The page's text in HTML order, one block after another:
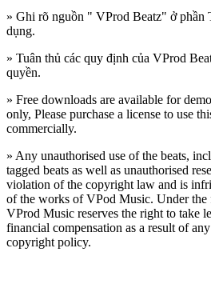
» Ghi rõ nguồn " VProd Beatz" ở
dụng.
» Tuân thủ các quy định của VProd
quyền.
» Free downloads are available for
only, Please purchase a license to use
commercially.
» Any unauthorised use of the beats,
tagged beats as well as unauthorised
violation of the copyright law and is
of the works of VPod Music. Under the
VProd Music reserves the right to take
financial compensation as a result of
copyright policy.